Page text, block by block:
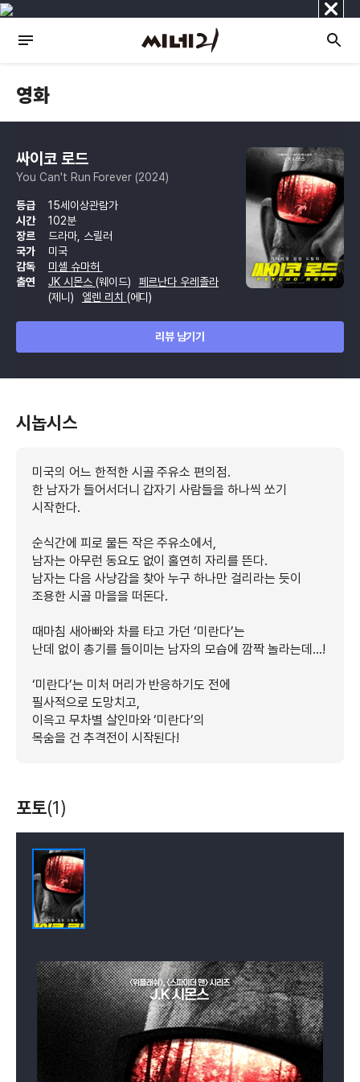
닫
기
영화
싸이코 로드
You Can't Run Forever (2024)
등급
15세이상관람가
시간
102분
장르
드라마, 스릴러
국가
미국
감독
미셸 슈마허
출연
JK 시몬스 (웨이드)
페르난다 우레졸라
(제니)
엘렌 리치 (에디)
리뷰 남기기
시놉시스
미국의 어느 한적한 시골 주유소 편의점.
한 남자가 들어서더니 갑자기 사람들을 하나씩 쏘기
시작한다.
순식간에 피로 물든 작은 주유소에서,
남자는 아무런 동요도 없이 홀연히 자리를 뜬다.
남자는 다음 사냥감을 찾아 누구 하나만 걸리라는 듯이
조용한 시골 마을을 떠돈다.
때마침 새아빠와 차를 타고 가던 ‘미란다’는
난데 없이 총기를 들이미는 남자의 모습에 깜짝 놀라는데…!
‘미란다’는 미처 머리가 반응하기도 전에
필사적으로 도망치고,
이윽고 무차별 살인마와 ‘미란다’의
목숨을 건 추격전이 시작된다!
포토(1)